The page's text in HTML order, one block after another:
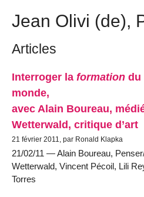
Jean Olivi (de),
Articles
Interroger la formation du
monde,
avec Alain Boureau,
Wetterwald, critique d’art
21 février 2011, par Ronald Klapka
21/02/11 — Alain Boureau,
Wetterwald, Vincent Pécoil, Lili
Torres